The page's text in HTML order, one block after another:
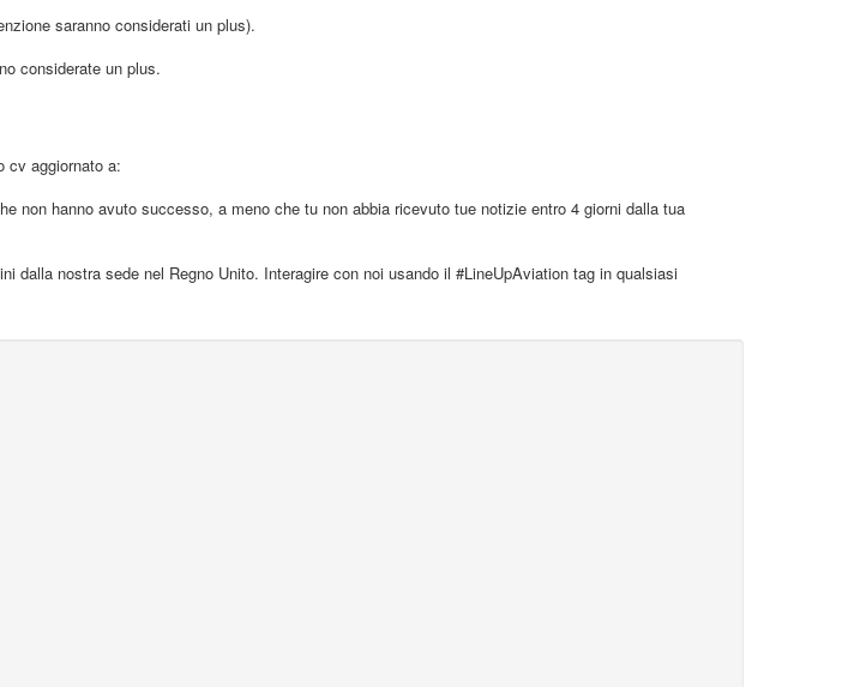
saranno considerati un plus).
considerate un plus.
cv aggiornato a:
non hanno avuto successo, a meno che tu non abbia ricevuto tue notizie entro 4 giorni dalla tua
dalla nostra sede nel Regno Unito. Interagire con noi usando il #LineUpAviation tag in qualsiasi